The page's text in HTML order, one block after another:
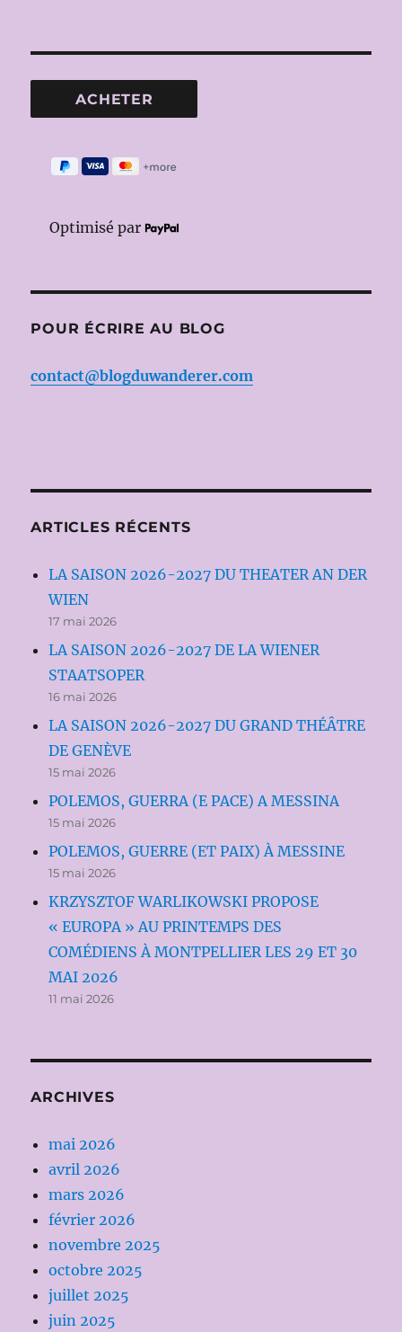
Optimisé par
POUR ÉCRIRE AU BLOG
contact@blogduwanderer.com
ARTICLES RÉCENTS
LA SAISON 2026-2027 DU THEATER AN DER
WIEN
17 mai 2026
LA SAISON 2026-2027 DE LA WIENER
STAATSOPER
16 mai 2026
LA SAISON 2026-2027 DU GRAND THÉÂTRE
DE GENÈVE
15 mai 2026
POLEMOS, GUERRA (E PACE) A MESSINA
15 mai 2026
POLEMOS, GUERRE (ET PAIX) À MESSINE
15 mai 2026
KRZYSZTOF WARLIKOWSKI PROPOSE
« EUROPA » AU PRINTEMPS DES
COMÉDIENS À MONTPELLIER LES 29 ET 30
MAI 2026
11 mai 2026
ARCHIVES
mai 2026
avril 2026
mars 2026
février 2026
novembre 2025
octobre 2025
juillet 2025
juin 2025